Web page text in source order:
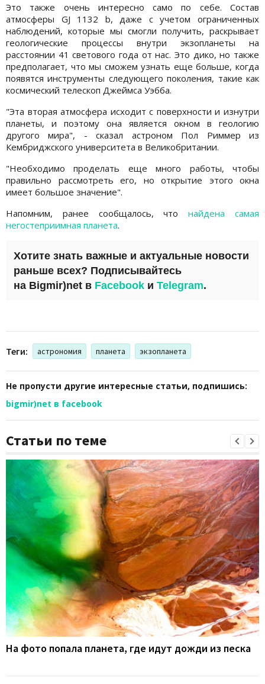
Это также очень интересно само по себе. Состав
атмосферы GJ 1132 b, даже с учетом ограниченных
наблюдений, которые мы смогли получить, раскрывает
геологические процессы внутри экзопланеты на
расстоянии 41 светового года от нас. Это дико, но также
предполагает, что мы сможем узнать еще больше, когда
появятся инструменты следующего поколения, такие как
космический телескоп Джеймса Уэбба.
"Эта вторая атмосфера исходит с поверхности и изнутри
планеты, и поэтому она является окном в геологию
другого мира", - сказал астроном Пол Риммер из
Кембриджского университета в Великобритании.
"Необходимо проделать еще много работы, чтобы
правильно рассмотреть его, но открытие этого окна
имеет большое значение".
Напомним, ранее сообщалось, чтонайдена самая
негостеприимная планета.
Хотите знать важные и актуальные новости
раньше всех? Подписывайтесь
на Bigmir)net в Facebook и Telegram.
Теги: астрономия планета экзопланета
Не пропусти другие интересные статьи, подпишись:
bigmir)net в facebook
Статьи по теме
На фото попала планета, где идут дожди из песка